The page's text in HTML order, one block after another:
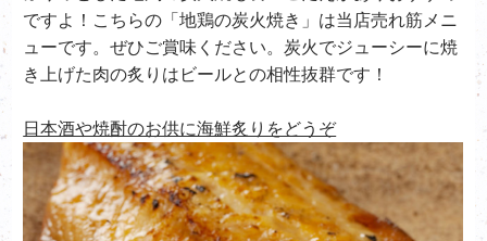
ですよ！こちらの「地鶏の炭火焼き」は当店売れ筋メニ
ューです。ぜひご賞味ください。炭火でジューシーに焼
き上げた肉の炙りはビールとの相性抜群です！
日本酒や焼酎のお供に海鮮炙りをどうぞ